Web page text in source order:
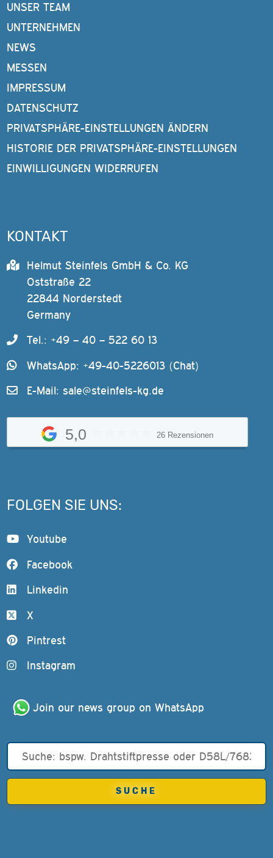
UNSER TEAM
UNTERNEHMEN
NEWS
MESSEN
IMPRESSUM
DATENSCHUTZ
PRIVATSPHÄRE-EINSTELLUNGEN ÄNDERN
HISTORIE DER PRIVATSPHÄRE-EINSTELLUNGEN
EINWILLIGUNGEN WIDERRUFEN
KONTAKT
Helmut Steinfels GmbH & Co. KG
Oststraße 22
22844 Norderstedt
Germany
Tel.: +49 – 40 – 522 60 13
WhatsApp: +49-40-5226013 (Chat)
E-Mail: sale@steinfels-kg.de
5,0 26 Rezensionen
FOLGEN SIE UNS:
Youtube
Facebook
Linkedin
X
Pintrest
Instagram
Join our news group on WhatsApp